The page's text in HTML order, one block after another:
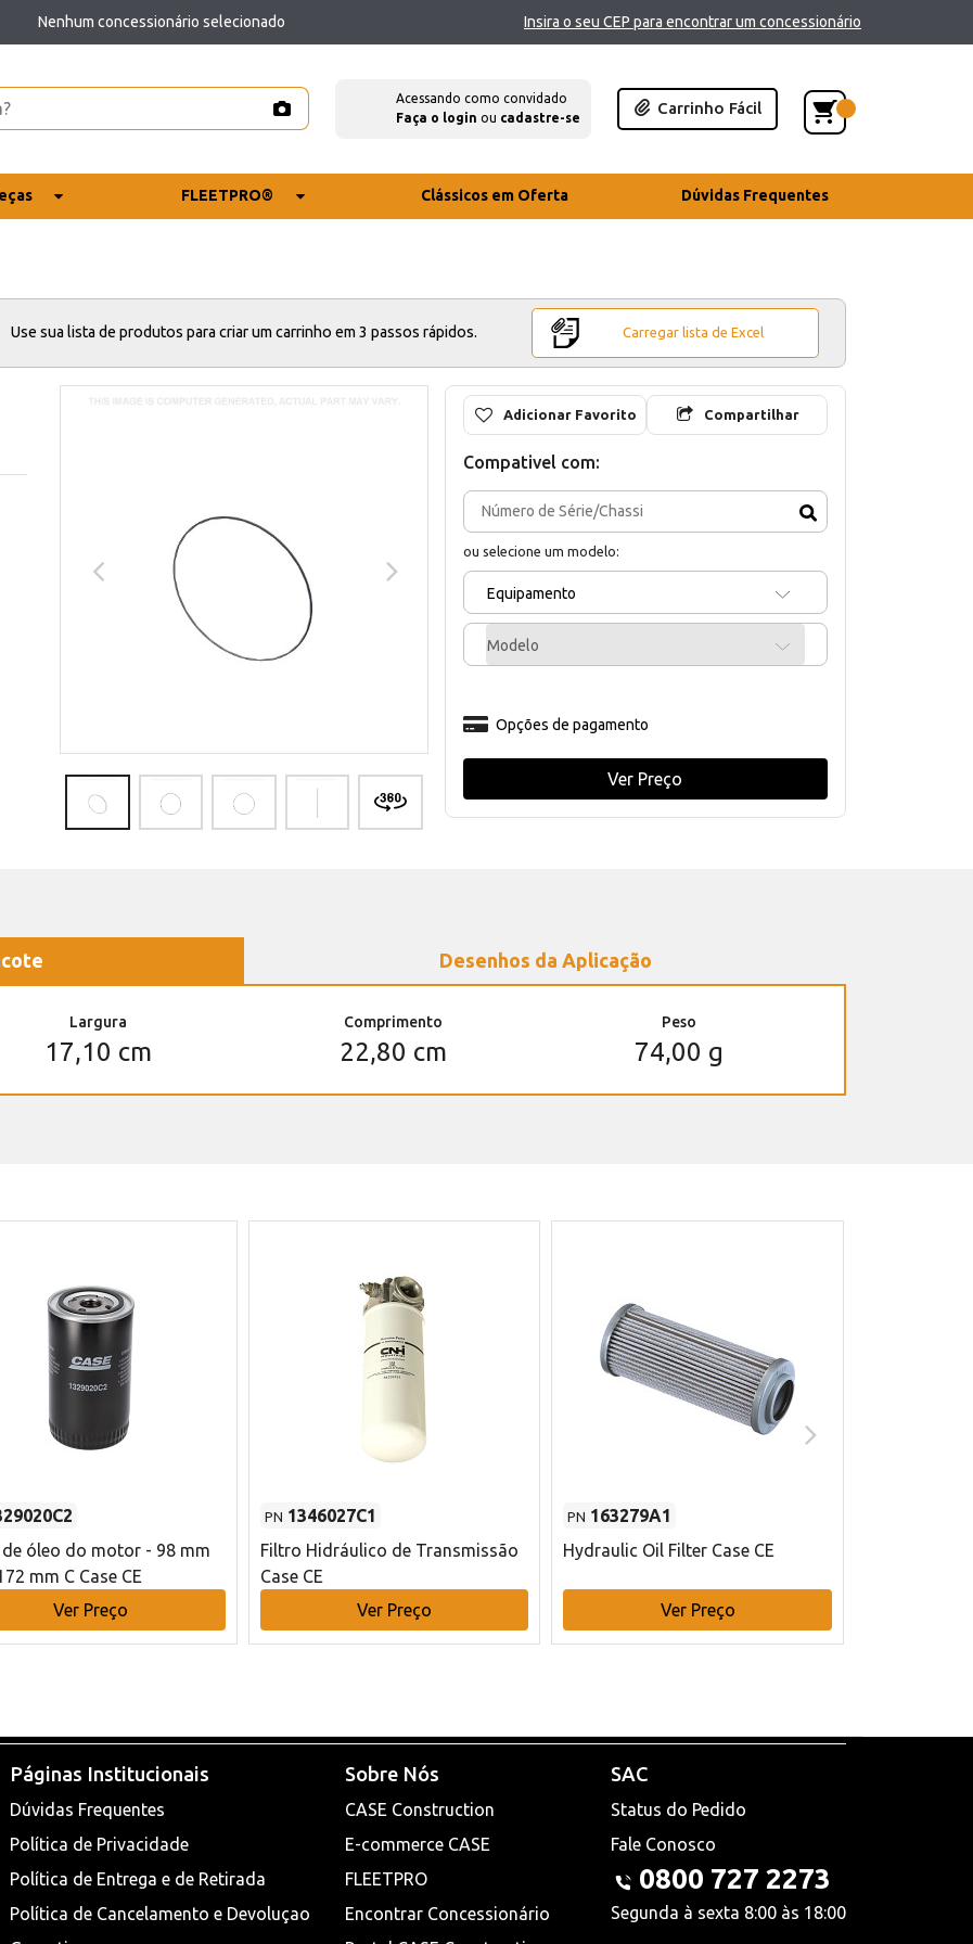
Nenhum concessionário selecionado Insira o seu CEP para encontrar um concessionário
Acessando como convidado
Faça o login ou cadastre-se
Carrinho Fácil
FLEETPRO® Clássicos em Oferta Dúvidas Frequentes
Use sua lista de produtos para criar um carrinho em 3 passos rápidos. Carregar lista de Excel
Adicionar Favorito Compartilhar
Compativel com:
ou selecione um modelo:
Equipamento
Modelo
Opções de pagamento
Ver Preço
Desenhos da Aplicação
Largura
17,10 cm
Comprimento
22,80 cm
Peso
74,00 g
óleo do motor - 98 mm
mm C Case CE
Ver Preço
PN 1346027C1
Filtro Hidráulico de Transmissão
Case CE
Ver Preço
PN 163279A1
Hydraulic Oil Filter Case CE
Ver Preço
Páginas Institucionais
Dúvidas Frequentes
Política de Privacidade
Política de Entrega e de Retirada
Política de Cancelamento e Devoluçao
Sobre Nós
CASE Construction
E-commerce CASE
FLEETPRO
Encontrar Concessionário
SAC
Status do Pedido
Fale Conosco
0800 727 2273
Segunda à sexta 8:00 às 18:00